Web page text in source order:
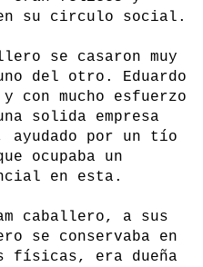
en su circulo social.
se casaron muy
del otro. Eduardo
con mucho esfuerzo
solida empresa
por un tío
ocupaba un
en esta.
caballero, a sus
se conservaba en
físicas, era dueña